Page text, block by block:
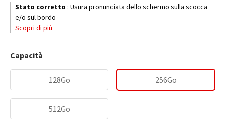
Stato corretto : Usura pronunciata dello schermo sulla scocca
e/o sul bordo
Scopri di più
Capacità
128Go 256Go
512Go